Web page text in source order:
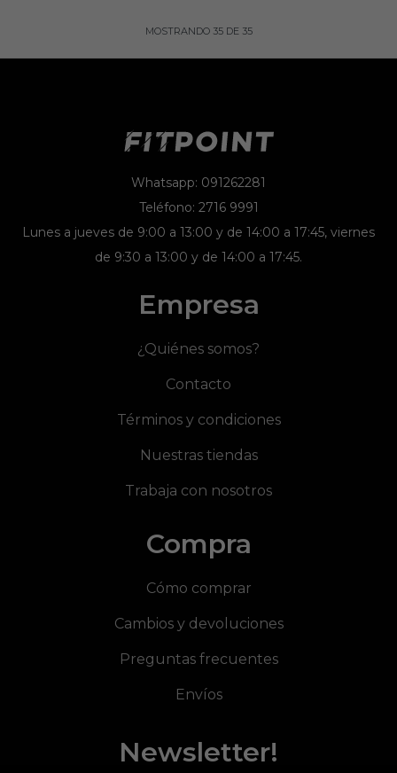
MOSTRANDO 35DE 35
Whatsapp: 091262281
Teléfono: 2716 9991
Lunes a jueves de 9:00 a 13:00 y de 14:00 a 17:45, viernes
de 9:30 a 13:00 y de 14:00 a 17:45.
Empresa
¿Quiénes somos?
Contacto
Términos y condiciones
Nuestras tiendas
Trabaja con nosotros
Compra
Cómo comprar
Cambios y devoluciones
Preguntas frecuentes
Envíos
Newsletter!